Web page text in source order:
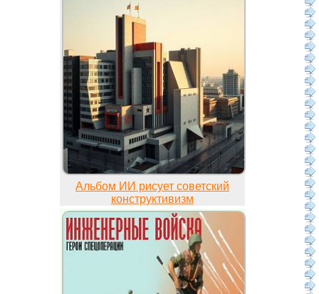
Альбом ИИ рисует советский
конструктивизм